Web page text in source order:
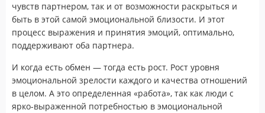
чувств партнером, так и от возможности раскрыться и
быть в этой самой эмоциональной близости. И этот
процесс выражения и принятия эмоций, оптимально,
поддерживают оба партнера.
И когда есть обмен — тогда есть рост. Рост уровня
эмоциональной зрелости каждого и качества отношений
в целом. А это определенная «работа», так как люди с
ярко-выраженной потребностью в эмоциональной